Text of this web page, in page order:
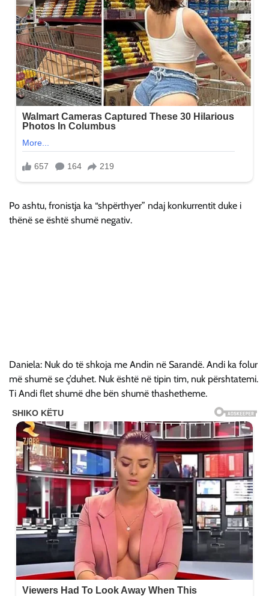
Po ashtu, fronistja ka “shpërthyer” ndaj konkurrentit duke i
thënë se është shumë negativ.
Daniela: Nuk do të shkoja me Andin në Sarandë. Andi ka folur
më shumë se ç’duhet. Nuk është në tipin tim, nuk përshtatemi.
Ti Andi flet shumë dhe bën shumë thashetheme.